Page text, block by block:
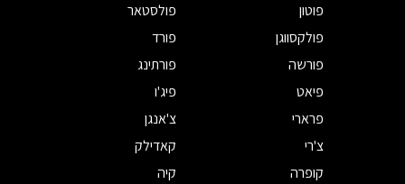
פוטון
פולסטאר
פולקסווגן
פורד
פורשה
פורתינג
פיאט
פיג'ו
פרארי
צ'אנגן
צ'רי
קאדילק
קופרה
קיה